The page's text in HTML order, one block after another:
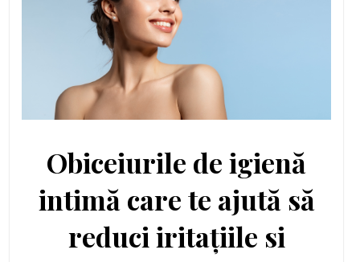
Obiceiurile de igienă
intimă care te ajută să
reduci iritațiile si